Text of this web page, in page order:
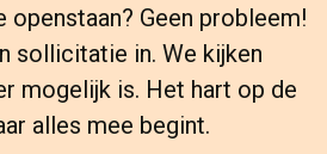
openstaan? Geen probleem!
sollicitatie in. We kijken
mogelijk is. Het hart op de
alles mee begint.